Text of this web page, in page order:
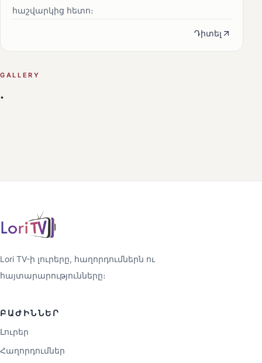
հաշվարկից հետո։
Դիտել
GALLERY
.
Lori TV-ի լուրերը, հաղորդումներն ու
հայտարարությունները։
ԲԱԺԻՆՆԵՐ
Լուրեր
Հաղորդումներ